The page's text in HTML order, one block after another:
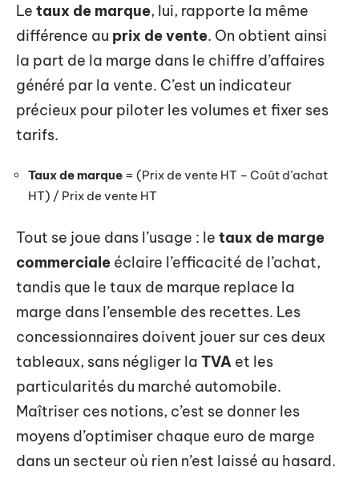
Le taux de marque, lui, rapporte la même
différence au prix de vente. On obtient ainsi
la part de la marge dans le chiffre d’affaires
généré par la vente. C’est un indicateur
précieux pour piloter les volumes et fixer ses
tarifs.
Taux de marque = (Prix de vente HT – Coût d’achat
HT) / Prix de vente HT
Tout se joue dans l’usage : le taux de marge
commerciale éclaire l’efficacité de l’achat,
tandis que le taux de marque replace la
marge dans l’ensemble des recettes. Les
concessionnaires doivent jouer sur ces deux
tableaux, sans négliger la TVA et les
particularités du marché automobile.
Maîtriser ces notions, c’est se donner les
moyens d’optimiser chaque euro de marge
dans un secteur où rien n’est laissé au hasard.